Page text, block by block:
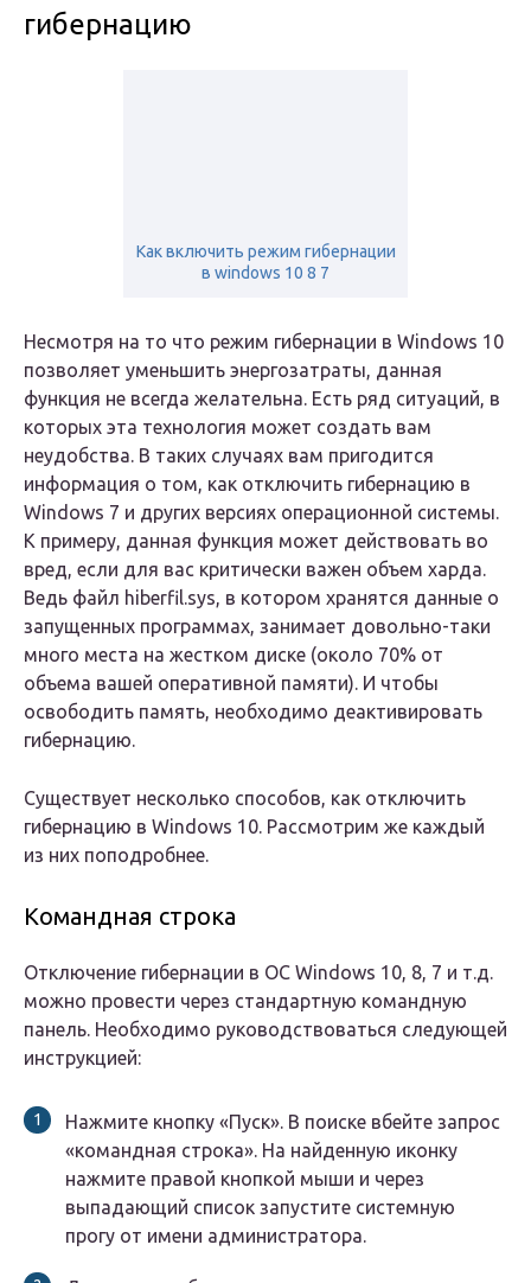
гибернацию
Как включить режим гибернации
в windows 10 8 7
Несмотря на то что режим гибернации в Windows 10
позволяет уменьшить энергозатраты, данная
функция не всегда желательна. Есть ряд ситуаций, в
которых эта технология может создать вам
неудобства. В таких случаях вам пригодится
информация о том, как отключить гибернацию в
Windows 7 и других версиях операционной системы.
К примеру, данная функция может действовать во
вред, если для вас критически важен объем харда.
Ведь файл hiberfil.sys, в котором хранятся данные о
запущенных программах, занимает довольно-таки
много места на жестком диске (около 70% от
объема вашей оперативной памяти). И чтобы
освободить память, необходимо деактивировать
гибернацию.
Существует несколько способов, как отключить
гибернацию в Windows 10. Рассмотрим же каждый
из них поподробнее.
Командная строка
Отключение гибернации в ОС Windows 10, 8, 7 и т.д.
можно провести через стандартную командную
панель. Необходимо руководствоваться следующей
инструкцией:
Нажмите кнопку «Пуск». В поиске вбейте запрос
«командная строка». На найденную иконку
нажмите правой кнопкой мыши и через
выпадающий список запустите системную
прогу от имени администратора.